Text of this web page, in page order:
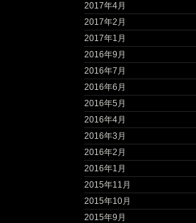
2017年4月
2017年2月
2017年1月
2016年9月
2016年7月
2016年6月
2016年5月
2016年4月
2016年3月
2016年2月
2016年1月
2015年11月
2015年10月
2015年9月